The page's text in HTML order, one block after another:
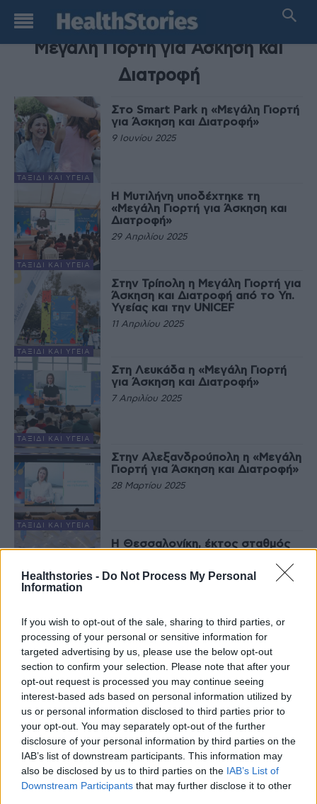
Healthstories - Do Not Process My Personal
Information
If you wish to opt-out of the sale, sharing to third parties, or
processing of your personal or sensitive information for
targeted advertising by us, please use the below opt-out
section to confirm your selection. Please note that after your
opt-out request is processed you may continue seeing
interest-based ads based on personal information utilized by
us or personal information disclosed to third parties prior to
your opt-out. You may separately opt-out of the further
disclosure of your personal information by third parties on the
IAB’s list of downstream participants. This information may
also be disclosed by us to third parties on the IAB’s List of
Downstream Participants that may further disclose it to other
TAG
Μεγάλη Γιορτή για Άσκηση και
Διατροφή
ΤΑΞΊΔΙ ΚΑΙ ΥΓΕΊΑ
Στο Smart Park η «Μεγάλη Γιορτή
για Άσκηση και Διατροφή»
9 Ιουνίου 2025
ΤΑΞΊΔΙ ΚΑΙ ΥΓΕΊΑ
Η Μυτιλήνη υποδέχτηκε τη
«Μεγάλη Γιορτή για Άσκηση και
Διατροφή»
29 Απριλίου 2025
ΤΑΞΊΔΙ ΚΑΙ ΥΓΕΊΑ
Στην Τρίπολη η Μεγάλη Γιορτή για
Άσκηση και Διατροφή από το Υπ.
Υγείας και την UNICEF
11 Απριλίου 2025
ΤΑΞΊΔΙ ΚΑΙ ΥΓΕΊΑ
Στη Λευκάδα η «Μεγάλη Γιορτή
για Άσκηση και Διατροφή»
7 Απριλίου 2025
ΤΑΞΊΔΙ ΚΑΙ ΥΓΕΊΑ
Στην Αλεξανδρούπολη η «Μεγάλη
Γιορτή για Άσκηση και Διατροφή»
28 Μαρτίου 2025
Η Θεσσαλονίκη, έκτος σταθμός
ΤΑΞΊΔΙ ΚΑΙ ΥΓΕΊΑ
Η Λάρισα, τέταρτος σταθμός της
«Μεγάλης Γιορτής για την Άσκηση
και την Διατροφή»
24 Οκτωβρίου 2024
Τελευταία Νέα
9 πράγματα που δεν πρέπει να
λέτε σε έναν επισκέπτη